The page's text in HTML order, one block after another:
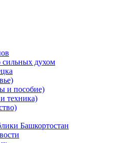
духом
и пособие)
техника)
Башкортостан